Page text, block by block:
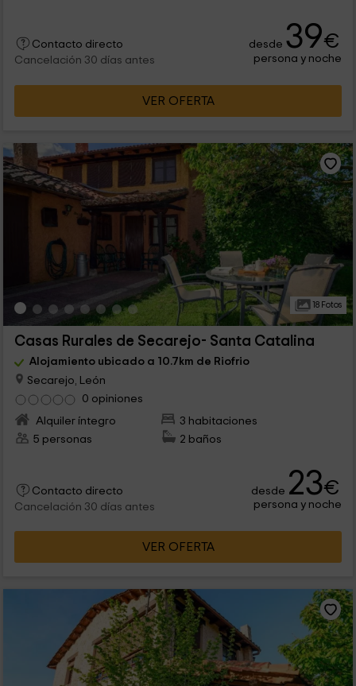
Contacto directo
Cancelación 30 días antes
desde 39€
persona y noche
VER OFERTA
18 Fotos
Casas Rurales de Secarejo- Santa Catalina
Alojamiento ubicado a 10.7km de Riofrio
Secarejo, León
0 opiniones
Alquiler íntegro
3 habitaciones
5 personas
2 baños
Contacto directo
Cancelación 30 días antes
desde 23€
persona y noche
VER OFERTA